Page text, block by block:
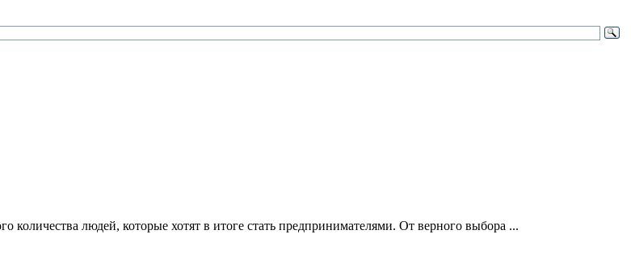
людей, которые хотят в итоге стать предпринимателями. От верного выбора ...